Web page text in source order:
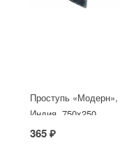
Проступь «Модерн»,
Индия, 750x250
365 ₽